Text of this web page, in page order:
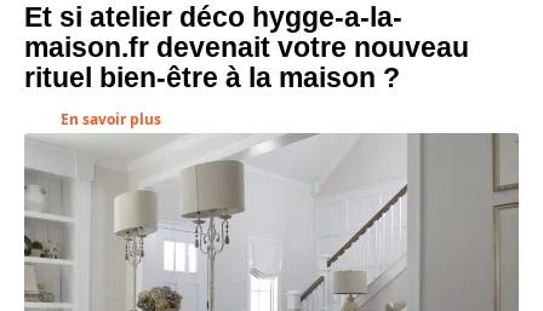
Et si atelier déco hygge-a-la-
maison.fr devenait votre nouveau
rituel bien-être à la maison ?
En savoir plus